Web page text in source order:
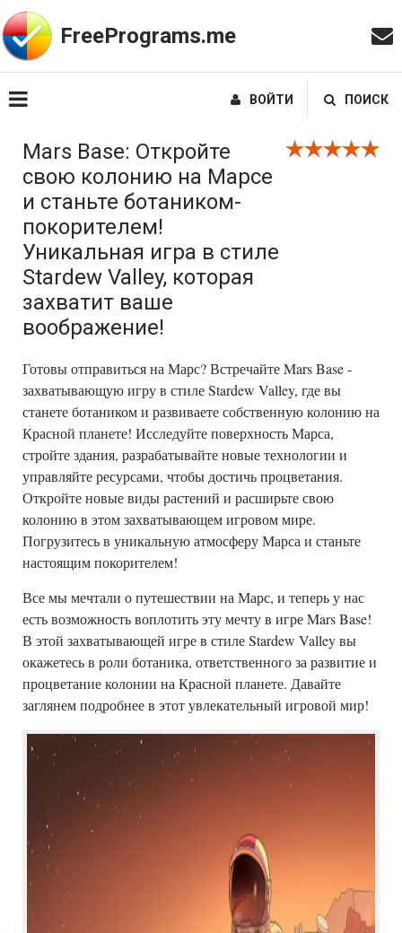
FreePrograms.me
ВОЙТИ ПОИСК
Mars Base: Откройте
свою колонию на Марсе
и станьте ботаником-
покорителем!
Уникальная игра в стиле
Stardew Valley, которая
захватит ваше
воображение!
Готовы отправиться на Марс? Встречайте Mars Base -
захватывающую игру в стиле Stardew Valley, где вы
станете ботаником и развиваете собственную колонию на
Красной планете! Исследуйте поверхность Марса,
стройте здания, разрабатывайте новые технологии и
управляйте ресурсами, чтобы достичь процветания.
Откройте новые виды растений и расширьте свою
колонию в этом захватывающем игровом мире.
Погрузитесь в уникальную атмосферу Марса и станьте
настоящим покорителем!
Все мы мечтали о путешествии на Марс, и теперь у нас
есть возможность воплотить эту мечту в игре Mars Base!
В этой захватывающей игре в стиле Stardew Valley вы
окажетесь в роли ботаника, ответственного за развитие и
процветание колонии на Красной планете. Давайте
заглянем подробнее в этот увлекательный игровой мир!